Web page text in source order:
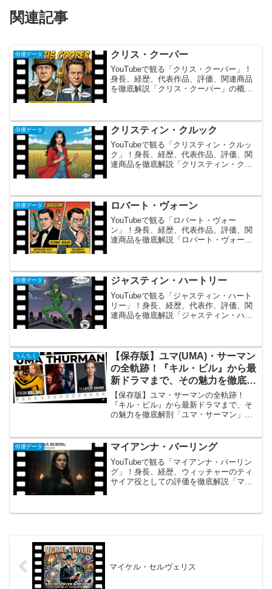
関連記事
俳優データ クリス・クーパー
YouTubeで観る「クリス・クーパー」！
身長、経歴、代表作品、評価、関連商品
を徹底解説「クリス・クーパー」の概要
レイヤー（名脇役...
俳優データ クリスティン・クルック
YouTubeで観る「クリスティン・クルッ
ク」！身長、経歴、代表作品、評価、関
連商品を徹底解説「クリスティン・クル
女は特に、人気テレビドラマシリーズ
「ヤング・スーパ...
俳優データ ロバート・ヴォーン
YouTubeで観る「ロバート・ヴォー
ン」！身長、経歴、代表作品、評価、関
連商品を徹底解説「ロバート・ヴォー
カの名優です。彼のキャ...
俳優データ ジャスティン・ハートリー
YouTubeで観る「ジャスティン・ハート
リー」！身長、経歴、代表作、評価、関
連商品を徹底解説「ジャスティン・ハー
躍する多才なスター...
うんちく
【保存版】ユマ(UMA)・サーマン
の全軌跡！『キル・ビル』から最
新ドラマまで、その魅力を徹底解
剖
【保存版】ユマ・サーマンの全軌跡！
『キル・ビル』から最新ドラマまで、そ
の魅力を徹底解剖「ユマ・サーマン」の
Thurman）。1980年代後半のデビュー以
来、その長身と独...
俳優データ マイアンナ・バーリング
YouTubeで観る「マイアンナ・バーリン
グ」！身長、経歴、ウィッチャーのティ
サイア役としての評価を徹底解説「マイ
マイケル・セルヴェリス